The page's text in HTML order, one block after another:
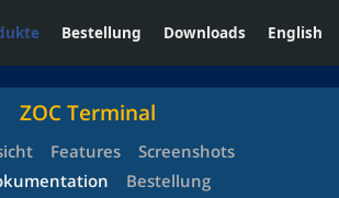
Bestellung Downloads English
ZOC Terminal
Features
Screenshots
Bestellung